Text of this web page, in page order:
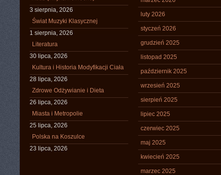
3 sierpnia, 2026
Świat Muzyki Klasycznej
1 sierpnia, 2026
Literatura
30 lipca, 2026
Kultura i Historia Modyfikacji Ciała
28 lipca, 2026
Zdrowe Odżywianie i Dieta
26 lipca, 2026
Miasta i Metropolie
25 lipca, 2026
Polska na Koszulce
23 lipca, 2026
luty 2026
styczeń 2026
grudzień 2025
listopad 2025
październik 2025
wrzesień 2025
sierpień 2025
lipiec 2025
czerwiec 2025
maj 2025
kwiecień 2025
marzec 2025